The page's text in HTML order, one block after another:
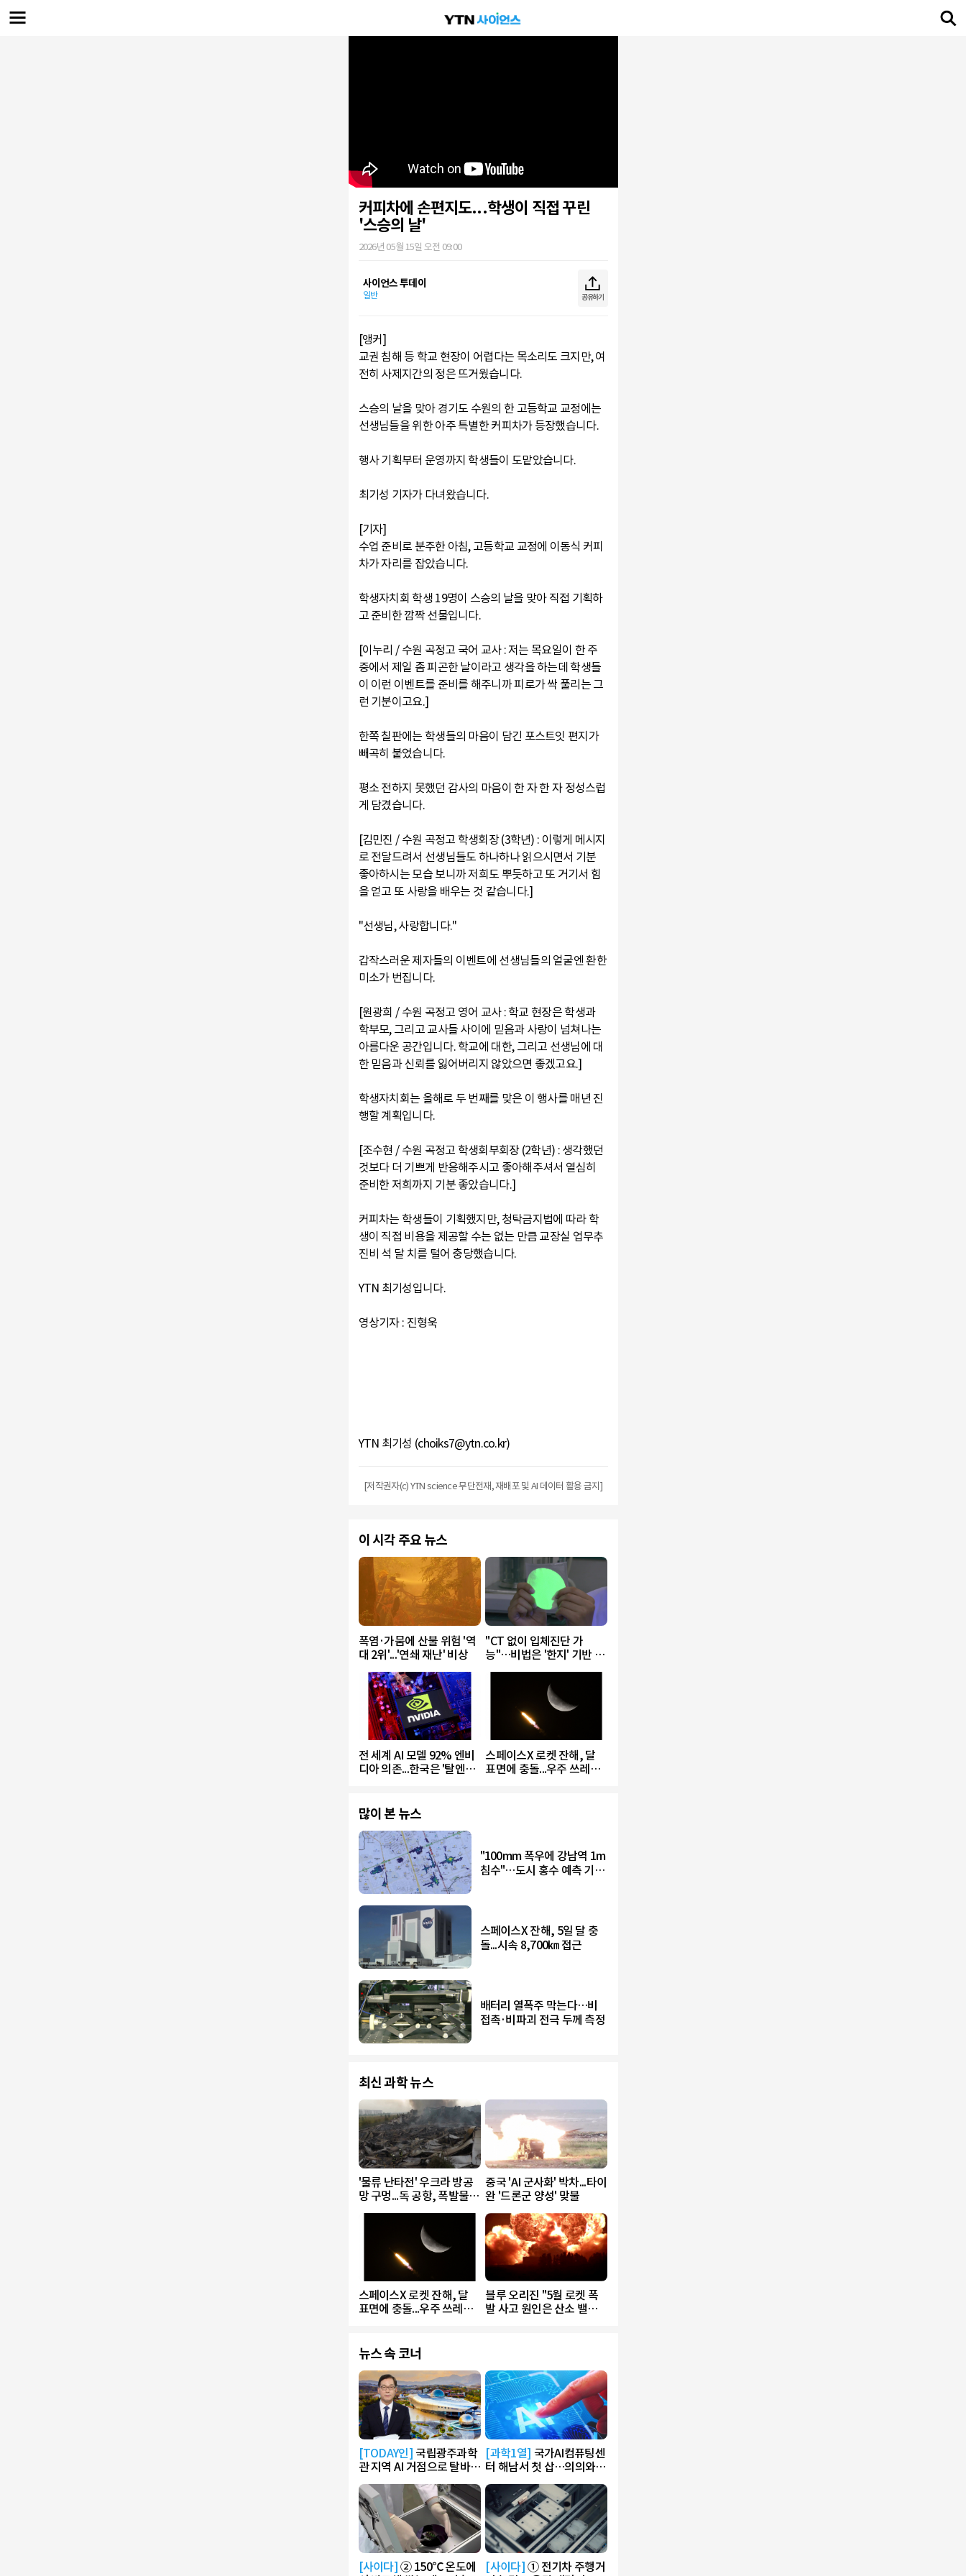
커피차에 손편지도...학생이 직접 꾸린
'스승의 날'
2026년 05월 15일 오전 09:00
사이언스 투데이
일반 공유하기
[앵커]
교권 침해 등 학교 현장이 어렵다는 목소리도 크지만, 여
전히 사제지간의 정은 뜨거웠습니다.
스승의 날을 맞아 경기도 수원의 한 고등학교 교정에는
선생님들을 위한 아주 특별한 커피차가 등장했습니다.
행사 기획부터 운영까지 학생들이 도맡았습니다.
최기성 기자가 다녀왔습니다.
[기자]
수업 준비로 분주한 아침, 고등학교 교정에 이동식 커피
차가 자리를 잡았습니다.
학생자치회 학생 19명이 스승의 날을 맞아 직접 기획하
고 준비한 깜짝 선물입니다.
[이누리 / 수원 곡정고 국어 교사 : 저는 목요일이 한 주
중에서 제일 좀 피곤한 날이라고 생각을 하는데 학생들
이 이런 이벤트를 준비를 해주니까 피로가 싹 풀리는 그
런 기분이고요.]
한쪽 칠판에는 학생들의 마음이 담긴 포스트잇 편지가
빼곡히 붙었습니다.
평소 전하지 못했던 감사의 마음이 한 자 한 자 정성스럽
게 담겼습니다.
[김민진 / 수원 곡정고 학생회장 (3학년) : 이렇게 메시지
로 전달드려서 선생님들도 하나하나 읽으시면서 기분
좋아하시는 모습 보니까 저희도 뿌듯하고 또 거기서 힘
을 얻고 또 사랑을 배우는 것 같습니다.]
"선생님, 사랑합니다."
갑작스러운 제자들의 이벤트에 선생님들의 얼굴엔 환한
미소가 번집니다.
[원광희 / 수원 곡정고 영어 교사 : 학교 현장은 학생과
학부모, 그리고 교사들 사이에 믿음과 사랑이 넘쳐나는
아름다운 공간입니다. 학교에 대한, 그리고 선생님에 대
한 믿음과 신뢰를 잃어버리지 않았으면 좋겠고요.]
학생자치회는 올해로 두 번째를 맞은 이 행사를 매년 진
행할 계획입니다.
[조수현 / 수원 곡정고 학생회부회장 (2학년) : 생각했던
것보다 더 기쁘게 반응해주시고 좋아해주셔서 열심히
준비한 저희까지 기분 좋았습니다.]
커피차는 학생들이 기획했지만, 청탁금지법에 따라 학
생이 직접 비용을 제공할 수는 없는 만큼 교장실 업무추
진비 석 달 치를 털어 충당했습니다.
YTN 최기성입니다.
영상기자 : 진형욱
YTN 최기성 (choiks7@ytn.co.kr)
[저작권자(c) YTN science 무단전재, 재배포 및 AI 데이터 활용 금지]
이 시각 주요 뉴스
폭염·가뭄에 산불 위험 '역
대 2위'...'연쇄 재난' 비상
"CT 없이 입체진단 가
능"…비법은 '한지' 기반 필
전 세계 AI 모델 92% 엔비
디아 의존...한국은 '탈엔비
스페이스X 로켓 잔해, 달
표면에 충돌...우주 쓰레기
많이 본 뉴스
"100mm 폭우에 강남역 1m
침수"…도시 홍수 예측 기술
스페이스X 잔해, 5일 달 충
돌...시속 8,700㎞ 접근
배터리 열폭주 막는다…비
접촉·비파괴 전극 두께 측정
최신 과학 뉴스
'물류 난타전' 우크라 방공
망 구멍...독 공항, 폭발물
중국 'AI 군사화' 박차...타이
완 '드론군 양성' 맞불
스페이스X 로켓 잔해, 달
표면에 충돌...우주 쓰레기
블루 오리진 "5월 로켓 폭
발 사고 원인은 산소 밸브
뉴스 속 코너
[TODAY인] 국립광주과학
관 지역 AI 거점으로 탈바
[과학1열] 국가AI컴퓨팅센
터 해남서 첫 삽…의의와
[사이다] ② 150℃ 온도에
[사이다] ① 전기차 주행거